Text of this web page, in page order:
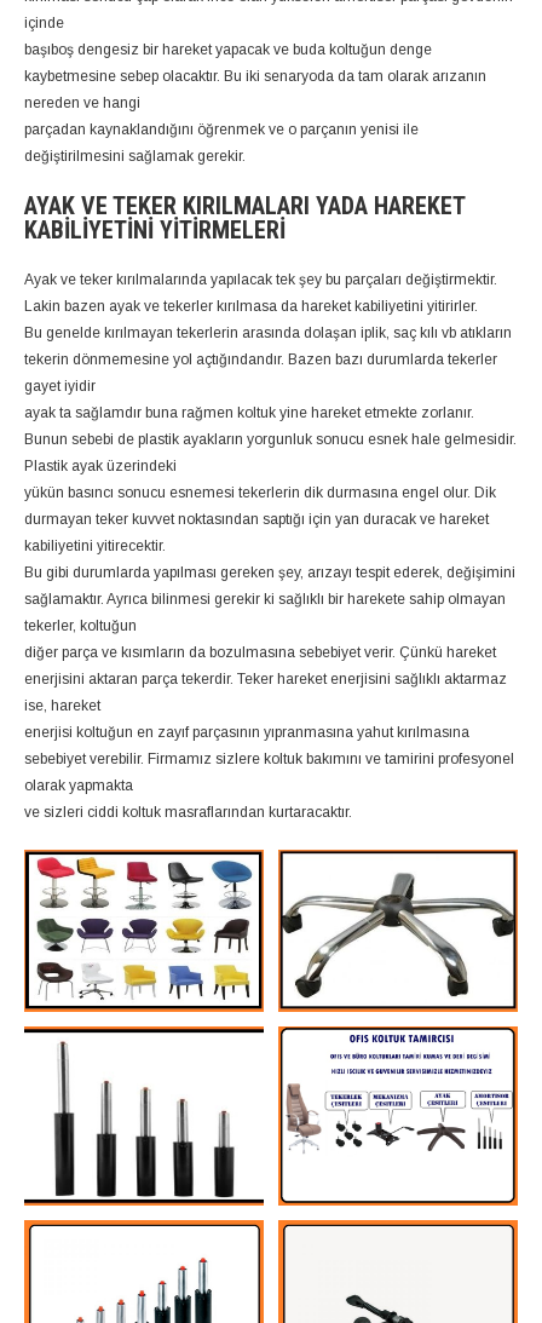
içinde
başıboş dengesiz bir hareket yapacak ve buda koltuğun denge
kaybetmesine sebep olacaktır. Bu iki senaryoda da tam olarak arızanın
nereden ve hangi
parçadan kaynaklandığını öğrenmek ve o parçanın yenisi ile
değiştirilmesini sağlamak gerekir.
AYAK VE TEKER KIRILMALARI YADA HAREKET
KABILIYETINI YITIRMELERI
Ayak ve teker kırılmalarında yapılacak tek şey bu parçaları değiştirmektir.
Lakin bazen ayak ve tekerler kırılmasa da hareket kabiliyetini yitirirler.
Bu genelde kırılmayan tekerlerin arasında dolaşan iplik, saç kılı vb atıkların
tekerin dönmemesine yol açtığındandır. Bazen bazı durumlarda tekerler
gayet iyidir
ayak ta sağlamdır buna rağmen koltuk yine hareket etmekte zorlanır.
Bunun sebebi de plastik ayakların yorgunluk sonucu esnek hale gelmesidir.
Plastik ayak üzerindeki
yükün basıncı sonucu esnemesi tekerlerin dik durmasına engel olur. Dik
durmayan teker kuvvet noktasından saptığı için yan duracak ve hareket
kabiliyetini yitirecektir.
Bu gibi durumlarda yapılması gereken şey, arızayı tespit ederek, değişimini
sağlamaktır. Ayrıca bilinmesi gerekir ki sağlıklı bir harekete sahip olmayan
tekerler, koltuğun
diğer parça ve kısımların da bozulmasına sebebiyet verir. Çünkü hareket
enerjisini aktaran parça tekerdir. Teker hareket enerjisini sağlıklı aktarmaz
ise, hareket
enerjisi koltuğun en zayıf parçasının yıpranmasına yahut kırılmasına
sebebiyet verebilir. Firmamız sizlere koltuk bakımını ve tamirini profesyonel
olarak yapmakta
ve sizleri ciddi koltuk masraflarından kurtaracaktır.